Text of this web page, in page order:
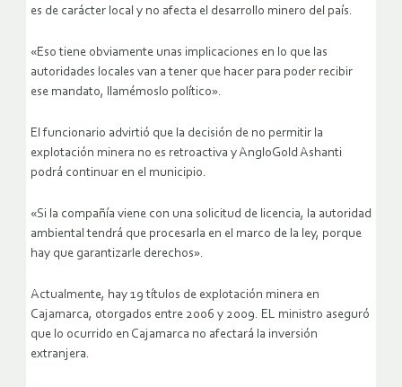
es de carácter local y no afecta el desarrollo minero del país.
«Eso tiene obviamente unas implicaciones en lo que las
autoridades locales van a tener que hacer para poder recibir
ese mandato, llamémoslo político».
El funcionario advirtió que la decisión de no permitir la
explotación minera no es retroactiva y AngloGold Ashanti
podrá continuar en el municipio.
«Si la compañía viene con una solicitud de licencia, la autoridad
ambiental tendrá que procesarla en el marco de la ley, porque
hay que garantizarle derechos».
Actualmente, hay 19 títulos de explotación minera en
Cajamarca, otorgados entre 2006 y 2009. EL ministro aseguró
que lo ocurrido en Cajamarca no afectará la inversión
extranjera.